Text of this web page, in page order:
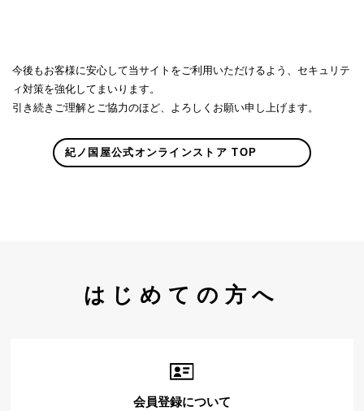
今後もお客様に安心して当サイトをご利用いただけるよう、セキュリテ
ィ対策を強化してまいります。
引き続きご理解とご協力のほど、よろしくお願い申し上げます。
紀ノ国屋公式オンラインストア TOP
はじめての方へ
会員登録について